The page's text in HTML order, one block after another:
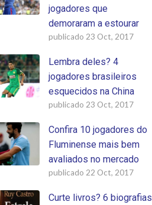
jogadores que
demoraram a estourar
publicado 23 Oct, 2017
Lembra deles? 4
jogadores brasileiros
esquecidos na China
publicado 23 Oct, 2017
Confira 10 jogadores do
Fluminense mais bem
avaliados no mercado
publicado 22 Oct, 2017
Curte livros? 6 biografias